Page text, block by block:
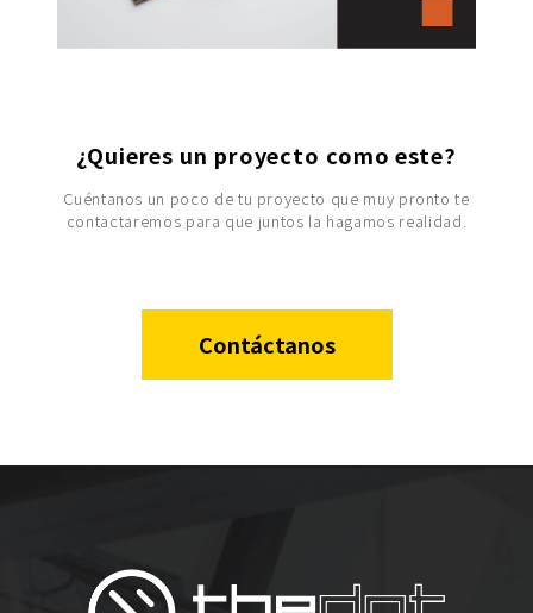
¿Quieres un proyecto como este?
Cuéntanos un poco de tu proyecto que muy pronto te
contactaremos para que juntos la hagamos realidad.
Contáctanos